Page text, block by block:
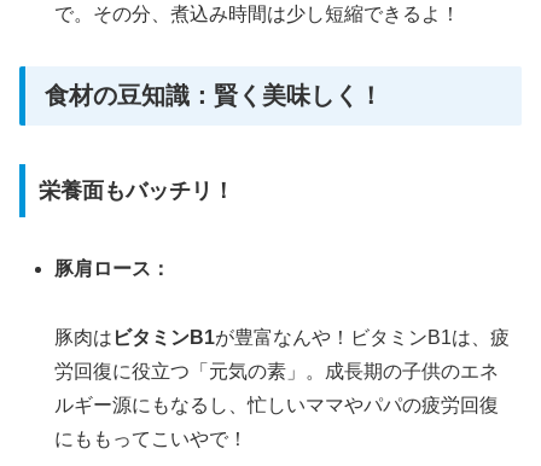
で。その分、煮込み時間は少し短縮できるよ！
食材の豆知識：賢く美味しく！
栄養面もバッチリ！
豚肩ロース：
豚肉は ビタミンB1が豊富なんや！ビタミンB1は、疲
労回復に役立つ「元気の素」。成長期の子供のエネ
ルギー源にもなるし、忙しいママやパパの疲労回復
にももってこいやで！